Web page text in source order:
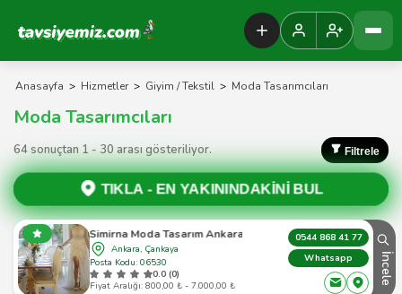
Tavsiyemiz Anasayfa
Anasayfa > Hizmetler > Giyim / Tekstil > Moda Tasarımcıları
Moda Tasarımcıları
64 sonuçtan 1 - 30 arası gösteriliyor. Filtrele
TIKLA - EN YAKININDAKİNİ BUL
Simirna Moda Tasarım Ankara
Ankara, Çankaya
Posta Kodu: 06530
0.0 (0)
Fiyat Aralığı: 800,00 ₺ - 7.000,00 ₺
0544 868 41 77
Whatsapp
İncele